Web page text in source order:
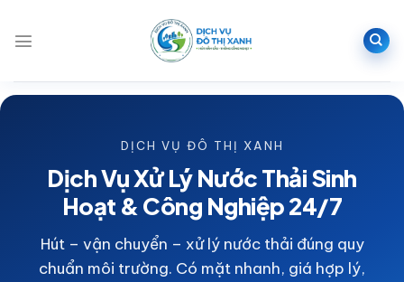
nội
DỊCH VỤ ĐÔ THỊ XANH
Dịch Vụ Xử Lý Nước Thải Sinh
Hoạt & Công Nghiệp 24/7
Hút – vận chuyển – xử lý nước thải đúng quy
chuẩn môi trường. Có mặt nhanh, giá hợp lý,